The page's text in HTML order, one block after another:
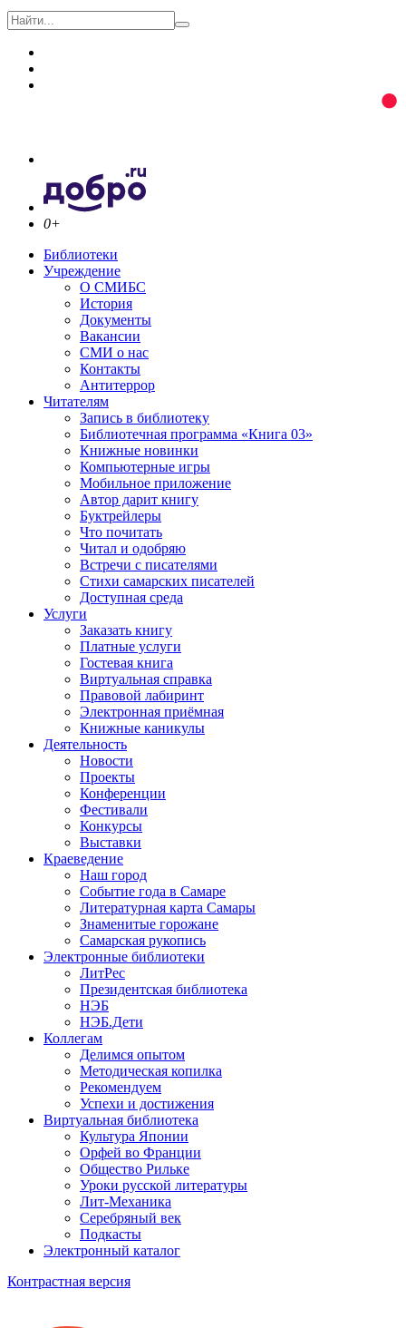
0+
Библиотеки
Учреждение
О СМИБС
История
Документы
Вакансии
СМИ о нас
Контакты
Антитеррор
Читателям
Запись в библиотеку
Библиотечная программа «Книга 03»
Книжные новинки
Компьютерные игры
Мобильное приложение
Автор дарит книгу
Буктрейлеры
Что почитать
Читал и одобряю
Встречи с писателями
Стихи самарских писателей
Доступная среда
Услуги
Заказать книгу
Платные услуги
Гостевая книга
Виртуальная справка
Правовой лабиринт
Электронная приёмная
Книжные каникулы
Деятельность
Новости
Проекты
Конференции
Фестивали
Конкурсы
Выставки
Краеведение
Наш город
Событие года в Самаре
Литературная карта Самары
Знаменитые горожане
Самарская рукопись
Электронные библиотеки
ЛитРес
Президентская библиотека
НЭБ
НЭБ.Дети
Коллегам
Делимся опытом
Методическая копилка
Рекомендуем
Успехи и достижения
Виртуальная библиотека
Культура Японии
Орфей во Франции
Общество Рильке
Уроки русской литературы
Лит-Механика
Серебряный век
Подкасты
Электронный каталог
Контрастная версия